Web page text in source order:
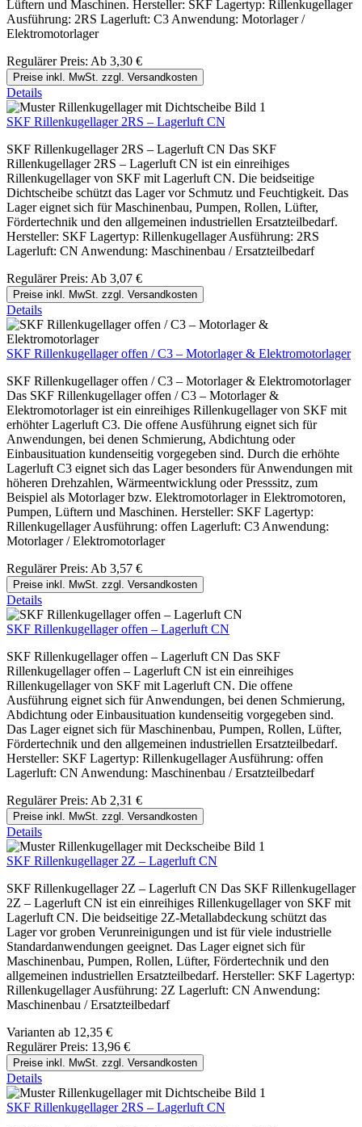
Lüftern und Maschinen. Hersteller: SKF Lagertyp: Rillenkugellager
Ausführung: 2RS Lagerluft: C3 Anwendung: Motorlager /
Elektromotorlager
Regulärer Preis: Ab 3,30 €
Preise inkl. MwSt. zzgl. Versandkosten
Details
SKF Rillenkugellager 2RS – Lagerluft CN
SKF Rillenkugellager 2RS – Lagerluft CN Das SKF
Rillenkugellager 2RS – Lagerluft CN ist ein einreihiges
Rillenkugellager von SKF mit Lagerluft CN. Die beidseitige
Dichtscheibe schützt das Lager vor Schmutz und Feuchtigkeit. Das
Lager eignet sich für Maschinenbau, Pumpen, Rollen, Lüfter,
Fördertechnik und den allgemeinen industriellen Ersatzteilbedarf.
Hersteller: SKF Lagertyp: Rillenkugellager Ausführung: 2RS
Lagerluft: CN Anwendung: Maschinenbau / Ersatzteilbedarf
Regulärer Preis: Ab 3,07 €
Preise inkl. MwSt. zzgl. Versandkosten
Details
SKF Rillenkugellager offen / C3 – Motorlager & Elektromotorlager
SKF Rillenkugellager offen / C3 – Motorlager & Elektromotorlager
Das SKF Rillenkugellager offen / C3 – Motorlager &
Elektromotorlager ist ein einreihiges Rillenkugellager von SKF mit
erhöhter Lagerluft C3. Die offene Ausführung eignet sich für
Anwendungen, bei denen Schmierung, Abdichtung oder
Einbausituation kundenseitig vorgegeben sind. Durch die erhöhte
Lagerluft C3 eignet sich das Lager besonders für Anwendungen mit
höheren Drehzahlen, Wärmeentwicklung oder Presssitz, zum
Beispiel als Motorlager bzw. Elektromotorlager in Elektromotoren,
Pumpen, Lüftern und Maschinen. Hersteller: SKF Lagertyp:
Rillenkugellager Ausführung: offen Lagerluft: C3 Anwendung:
Motorlager / Elektromotorlager
Regulärer Preis: Ab 3,57 €
Preise inkl. MwSt. zzgl. Versandkosten
Details
SKF Rillenkugellager offen – Lagerluft CN
SKF Rillenkugellager offen – Lagerluft CN Das SKF
Rillenkugellager offen – Lagerluft CN ist ein einreihiges
Rillenkugellager von SKF mit Lagerluft CN. Die offene
Ausführung eignet sich für Anwendungen, bei denen Schmierung,
Abdichtung oder Einbausituation kundenseitig vorgegeben sind.
Das Lager eignet sich für Maschinenbau, Pumpen, Rollen, Lüfter,
Fördertechnik und den allgemeinen industriellen Ersatzteilbedarf.
Hersteller: SKF Lagertyp: Rillenkugellager Ausführung: offen
Lagerluft: CN Anwendung: Maschinenbau / Ersatzteilbedarf
Regulärer Preis: Ab 2,31 €
Preise inkl. MwSt. zzgl. Versandkosten
Details
SKF Rillenkugellager 2Z – Lagerluft CN
SKF Rillenkugellager 2Z – Lagerluft CN Das SKF Rillenkugellager
2Z – Lagerluft CN ist ein einreihiges Rillenkugellager von SKF mit
Lagerluft CN. Die beidseitige 2Z-Metallabdeckung schützt das
Lager vor groben Verunreinigungen und ist für viele industrielle
Standardanwendungen geeignet. Das Lager eignet sich für
Maschinenbau, Pumpen, Rollen, Lüfter, Fördertechnik und den
allgemeinen industriellen Ersatzteilbedarf. Hersteller: SKF Lagertyp:
Rillenkugellager Ausführung: 2Z Lagerluft: CN Anwendung:
Maschinenbau / Ersatzteilbedarf
Varianten ab 12,35 €
Regulärer Preis: 13,96 €
Preise inkl. MwSt. zzgl. Versandkosten
Details
SKF Rillenkugellager 2RS – Lagerluft CN